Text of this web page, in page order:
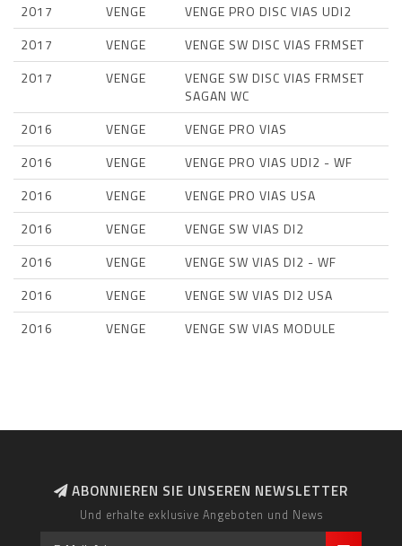
2017
VENGE
VENGE PRO DISC VIAS UDI2
2017
VENGE
VENGE SW DISC VIAS FRMSET
2017
VENGE
VENGE SW DISC VIAS FRMSET
SAGAN WC
2016
VENGE
VENGE PRO VIAS
2016
VENGE
VENGE PRO VIAS UDI2 - WF
2016
VENGE
VENGE PRO VIAS USA
2016
VENGE
VENGE SW VIAS DI2
2016
VENGE
VENGE SW VIAS DI2 - WF
2016
VENGE
VENGE SW VIAS DI2 USA
2016
VENGE VENGE SW VIAS MODULE
ABONNIEREN SIE UNSEREN NEWSLETTER
Und erhalte exklusive Angeboten und News